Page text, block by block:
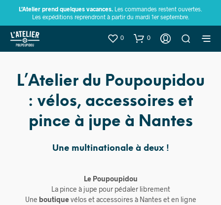
L’Atelier prend quelques vacances. Les commandes restent ouvertes.
Les expéditions reprendront à partir du mardi 1er septembre.
0 0
L’Atelier du Poupoupidou
: vélos, accessoires et
pince à jupe à Nantes
Une multinationale à deux !
Le Poupoupidou
La pince à jupe pour pédaler librement
Une boutiquevélos et accessoires à Nantes et en ligne